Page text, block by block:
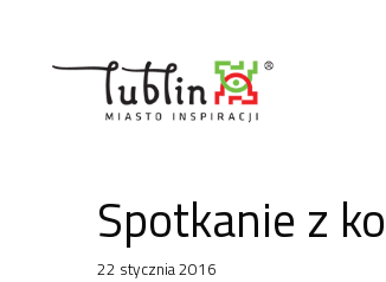
Spotkanie z
22 stycznia 2016